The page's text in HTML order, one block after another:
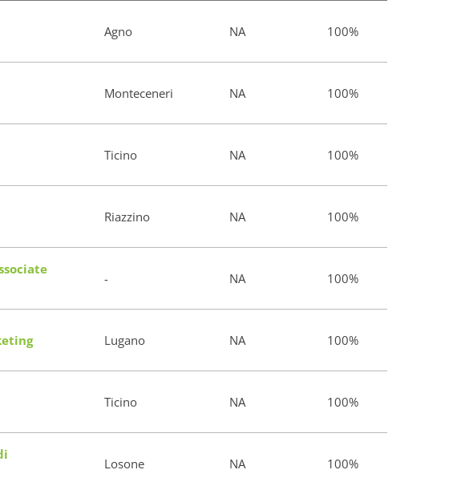
Agno NA 100%
Monteceneri NA 100%
Ticino NA 100%
Riazzino NA 100%
- NA 100%
Lugano NA 100%
Ticino NA 100%
Losone NA 100%